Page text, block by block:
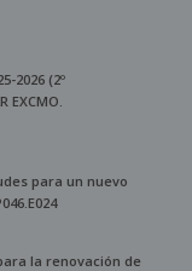
2026 (2º
EXCMO.
para un nuevo
la renovación de